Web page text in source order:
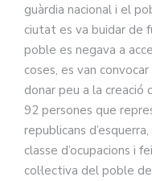
guàrdia nacional i el
ciutat es va buidar de
poble es negava a
coses, es van
donar peu a la creació
92 persones que
republicans
classe d’ocupacions i
col·lectiva del poble